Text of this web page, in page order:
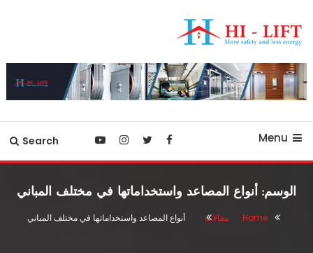
To
Content
hilift-egypt
Menu
Search
الوسم: أنواع المصاعد واستخداماتها في مختلف المباني
Home مقالات أنواع المصاعد واستخداماتها في مختلف المباني